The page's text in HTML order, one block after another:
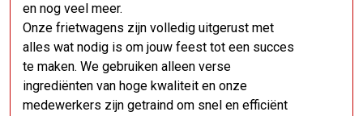
en nog veel meer.
Onze frietwagens zijn volledig uitgerust met
alles wat nodig is om jouw feest tot een succes
te maken. We gebruiken alleen verse
ingrediënten van hoge kwaliteit en onze
medewerkers zijn getraind om snel en efficiënt